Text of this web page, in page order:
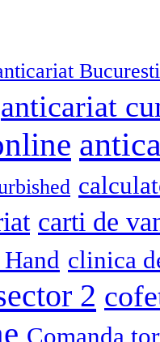
Bucuresti
anticariat
carti de
clinica
2
Comanda